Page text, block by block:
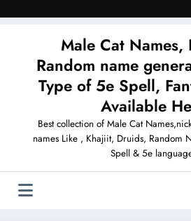
Male Cat Names,
Random name
Type of 5e Spell,
Available
Best collection of Male Cat
names Like , Khajiit, Druids, Random
Spell & 5e